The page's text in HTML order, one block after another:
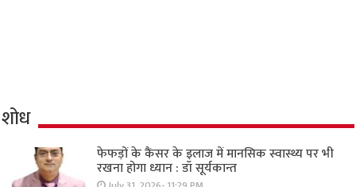
शोध
फेफड़ों के कैंसर के इलाज में मानसिक स्वास्थ्य पर भी
रखना होगा ध्यान : डॉ सूर्यकान्त